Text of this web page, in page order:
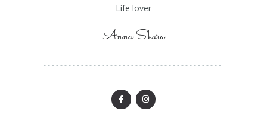
Life lover
Anna Skura